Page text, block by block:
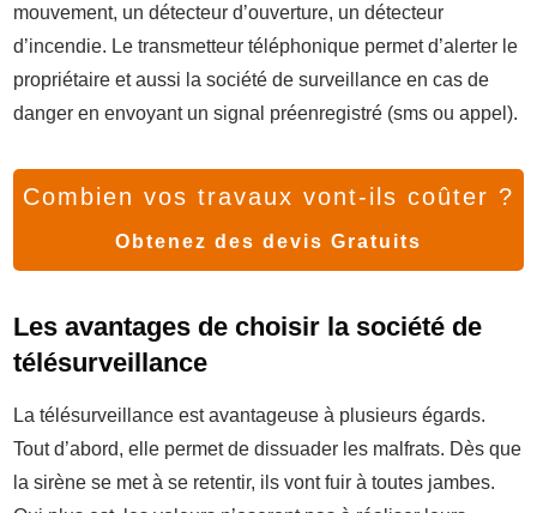
mouvement, un détecteur d’ouverture, un détecteur
d’incendie. Le transmetteur téléphonique permet d’alerter le
propriétaire et aussi la société de surveillance en cas de
danger en envoyant un signal préenregistré (sms ou appel).
Combien vos travaux vont-ils coûter ?
Obtenez des devis Gratuits
Les avantages de choisir la société de
télésurveillance
La télésurveillance est avantageuse à plusieurs égards.
Tout d’abord, elle permet de dissuader les malfrats. Dès que
la sirène se met à se retentir, ils vont fuir à toutes jambes.